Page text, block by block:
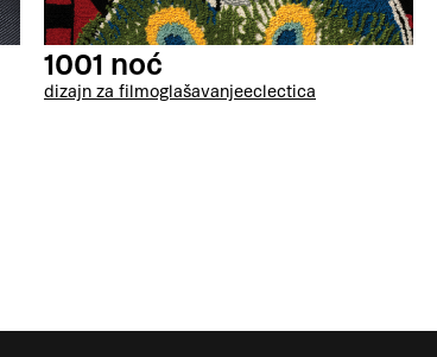
1001 noć
dizajn za filmoglašavanjeeclectica